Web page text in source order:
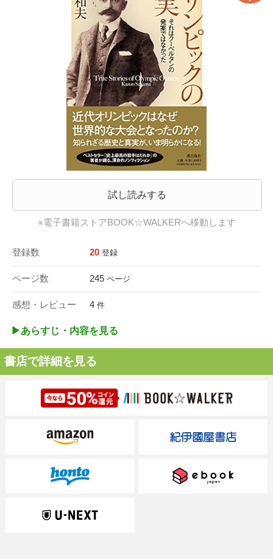
試し読みする
※電子書籍ストアBOOK☆WALKERへ移動します
登録数 20 登録
ページ数 245 ページ
感想・レビュー 4 件
▶︎あらすじ・内容を見る
書店で詳細を見る